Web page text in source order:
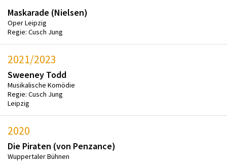
Maskarade (Nielsen)
Oper Leipzig
Regie: Cusch Jung
2021/2023
Sweeney Todd
Musikalische Komödie
Regie: Cusch Jung
Leipzig
2020
Die Piraten (von Penzance)
Wuppertaler Bühnen